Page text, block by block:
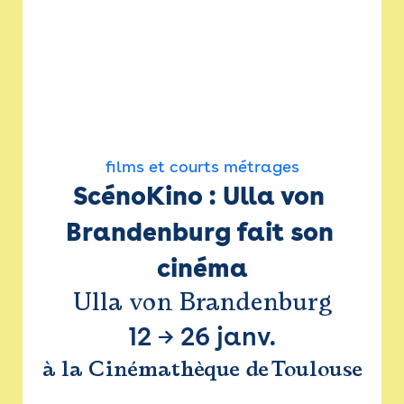
films et courts métrages
ScénoKino : Ulla von
Brandenburg fait son
cinéma
Ulla von Brandenburg
12 → 26 janv.
à la Cinémathèque de Toulouse